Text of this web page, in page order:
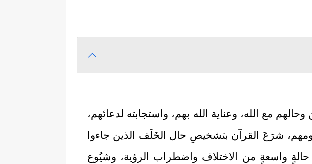
مع الله، وعناية الله بهم، واستجابته لدعائهم،
شرَعَ القرآن بتشخيصِ حال الخَلَف الذين جاءوا
واسعةٍ من الاختلاف واضطراب الرؤية، وشيُوع